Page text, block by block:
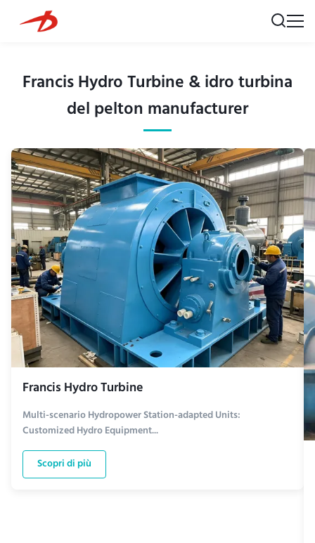
Francis Hydro Turbine & idro turbina
del pelton manufacturer
Francis Hydro Turbine
Multi-scenario Hydropower Station-adapted Units:
Customized Hydro Equipment...
Scopri di più